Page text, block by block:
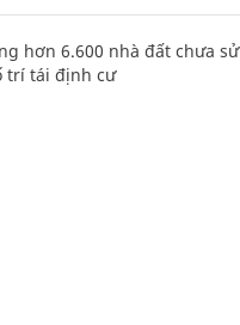
hơn 6.600 nhà đất chưa sử
trí tái định cư